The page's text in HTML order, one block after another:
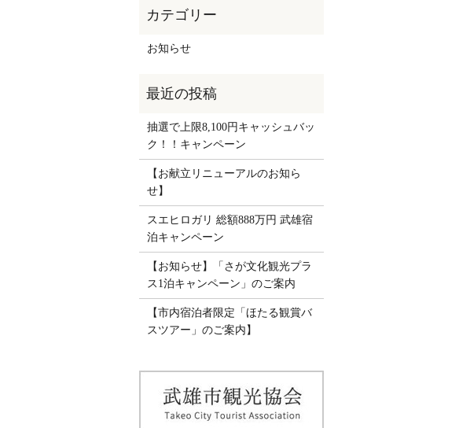
お知らせ
抽選で上限8,100円キャッシュバッ
ク！！キャンペーン
【お献立リニューアルのお知ら
せ】
スエヒロガリ 総額888万円 武雄宿
泊キャンペーン
【お知らせ】「さが文化観光プラ
ス1泊キャンペーン」のご案内
【市内宿泊者限定「ほたる観賞バ
スツアー」のご案内】